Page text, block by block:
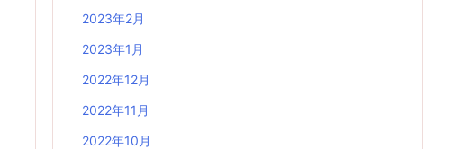
2023年2月
2023年1月
2022年12月
2022年11月
2022年10月